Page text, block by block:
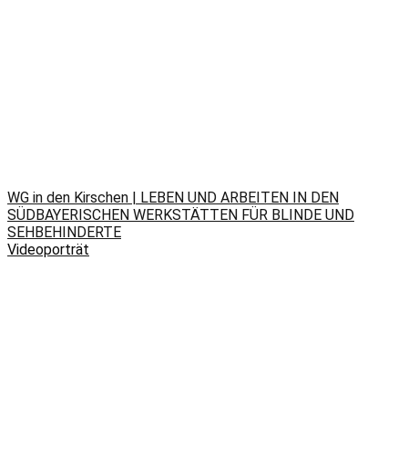
WG in den Kirschen | LEBEN UND ARBEITEN IN DEN
SÜDBAYERISCHEN WERKSTÄTTEN FÜR BLINDE UND
SEHBEHINDERTE
Videoporträt